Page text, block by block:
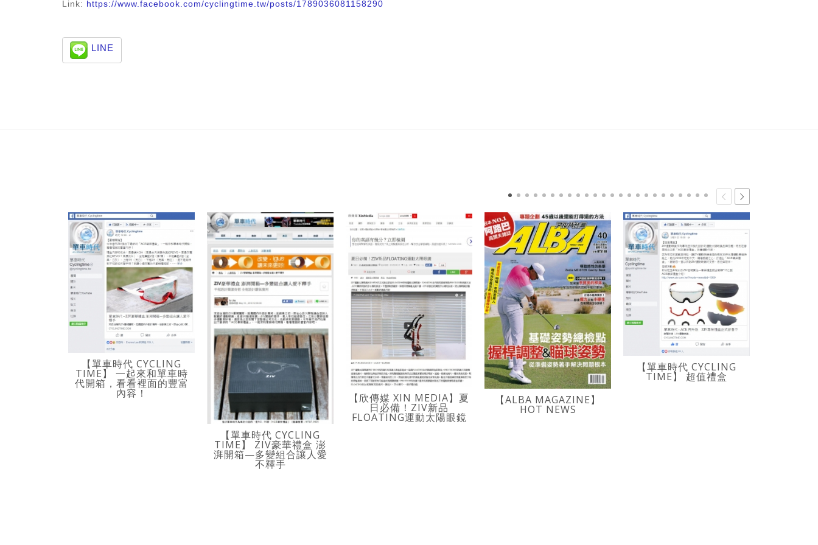
Link: https://www.facebook.com/cyclingtime.tw/posts/1789036081158290
LINE
【單車時代 CYCLING
TIME】 一起來和單車時
代開箱，看看裡面的豐富
內容！
【單車時代 CYCLING
TIME】 ZIV豪華禮盒 澎
湃開箱—多變組合讓人愛
不釋手
【欣傳媒 XIN MEDIA】夏
日必備！ZIV新品
FLOATING運動太陽眼鏡
【ALBA MAGAZINE】
HOT NEWS
【單車時代 CYCLING
TIME】 超值禮盒